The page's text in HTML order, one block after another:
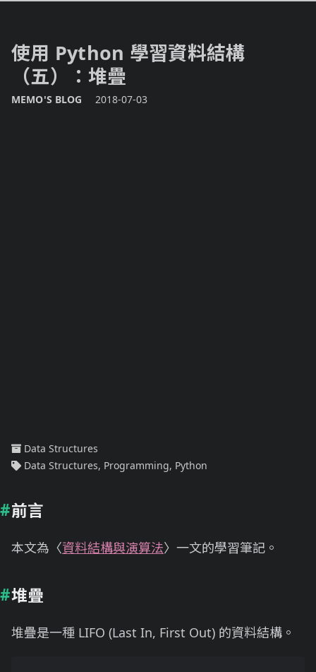
使用 Python 學習資料結構
（五）：堆疊
MEMO'S BLOG 2018-07-03
Data Structures
Data Structures, Programming, Python
前言
本文為〈資料結構與演算法〉一文的學習筆記。
堆疊
堆疊是一種 LIFO (Last In, First Out) 的資料結構。